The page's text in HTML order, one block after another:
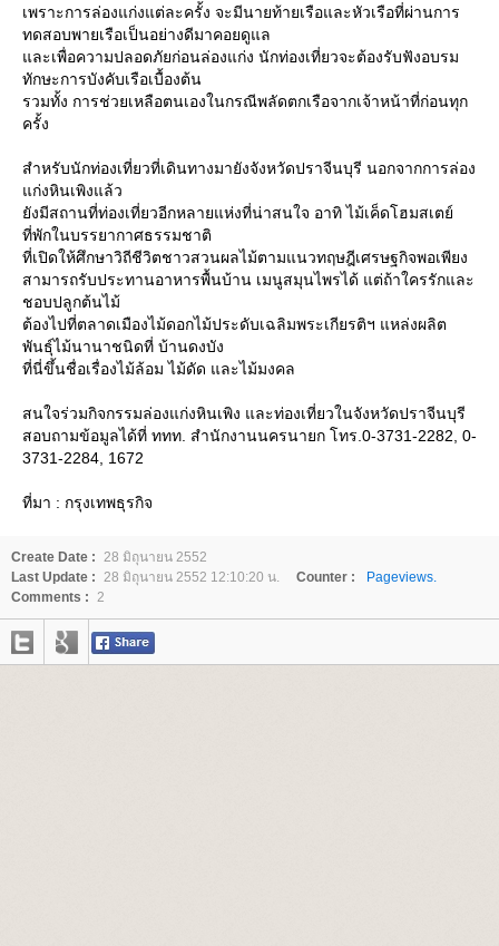
เพราะการล่องแก่งแต่ละครั้ง จะมีนายท้ายเรือและหัวเรือที่ผ่านการ
ทดสอบพายเรือเป็นอย่างดีมาคอยดูแล
ละเพื่อความปลอดภัยก่อนล่องแก่ง นักท่องเที่ยวจะต้องรับฟังอบรม
ทักษะการบังคับเรือเบื้องต้น
รวมทั้ง การช่วยเหลือตนเองในกรณีพลัดตกเรือจากเจ้าหน้าที่ก่อนทุก
ครั้ง
สำหรับนักท่องเที่ยวที่เดินทางมายังจังหวัดปราจีนบุรี นอกจากการล่อง
ก่งหินเพิงแล้ว
ังมีสถานที่ท่องเที่ยวอีกหลายแห่งที่น่าสนใจ อาทิ ไม้เค็ดโฮมสเตย์
ที่พักในบรรยากาศธรรมชาติ
ที่เปิดให้ศึกษาวิถีชีวิตชาวสวนผลไม้ตามแนวทฤษฎีเศรษฐกิจพอเพียง
สามารถรับประทานอาหารพื้นบ้าน เมนูสมุนไพรได้ แต่ถ้าใครรักและ
ชอบปลูกต้นไม้
ต้องไปที่ตลาดเมืองไม้ดอกไม้ประดับเฉลิมพระเกียรติฯ แหล่งผลิต
พันธุ์ไม้นานาชนิดที่ บ้านดงบัง
ที่นี่ขึ้นชื่อเรื่องไม้ล้อม ไม้ดัด และไม้มงคล
สนใจร่วมกิจกรรมล่องแก่งหินเพิง และท่องเที่ยวในจังหวัดปราจีนบุรี
สอบถามข้อมูลได้ที่ ททท. สำนักงานนครนายก โทร.0-3731-2282, 0-
3731-2284, 1672
ที่มา : กรุงเทพธุรกิจ
Create Date : 28 มิถุนายน 2552
Last Update : 28 มิถุนายน 2552 12:10:20 น. Counter :
Pageviews.
Comments : 2